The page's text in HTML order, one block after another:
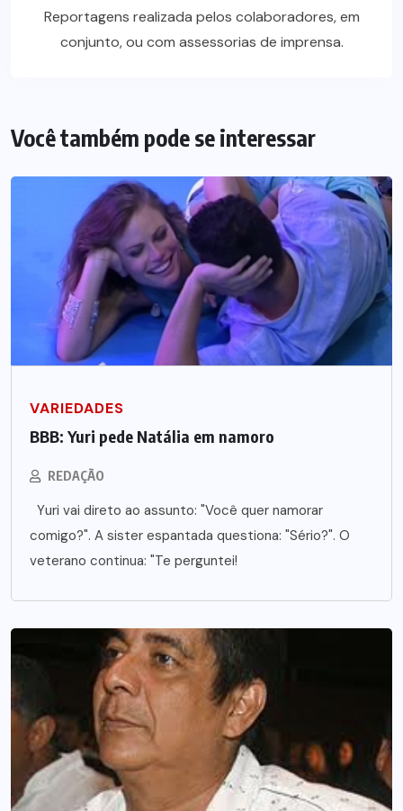
Reportagens realizada pelos colaboradores, em
conjunto, ou com assessorias de imprensa.
Você também pode se interessar
VARIEDADES
BBB: Yuri pede Natália em namoro
REDAÇÃO
Yuri vai direto ao assunto: "Você quer namorar
comigo?". A sister espantada questiona: "Sério?". O
veterano continua: "Te perguntei!